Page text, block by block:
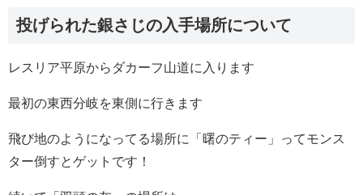
投げられた銀さじの入手場所について
レスリア平原からダカーフ山道に入ります
最初の東西分岐を東側に行きます
飛び地のようになってる場所に「曙のティー」ってモンス
ター倒すとゲットです！